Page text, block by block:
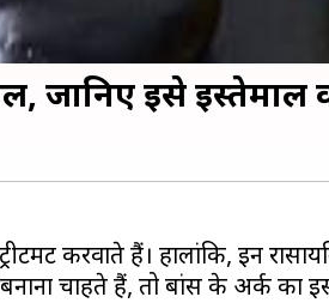
जानिए इसे इस्तेमाल
करवाते हैं। हालांकि, इन
चाहते हैं, तो बांस के अर्क का